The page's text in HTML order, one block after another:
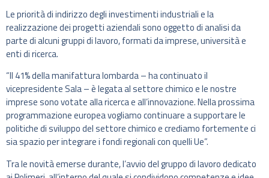
Le priorità di indirizzo degli investimenti industriali e la
realizzazione dei progetti aziendali sono oggetto di analisi da
parte di alcuni gruppi di lavoro, formati da imprese, università e
enti di ricerca.
“Il 41% della manifattura lombarda – ha continuato il
vicepresidente Sala – è legata al settore chimico e le nostre
imprese sono votate alla ricerca e all’innovazione. Nella prossima
programmazione europea vogliamo continuare a supportare le
politiche di sviluppo del settore chimico e crediamo fortemente ci
sia spazio per integrare i fondi regionali con quelli Ue”.
Tra le novità emerse durante, l’avvio del gruppo di lavoro dedicato